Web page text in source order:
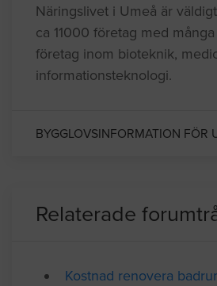
Näringslivet i Umeå är
ca 11000 företag med
företag inom bioteknik,
informationsteknologi.
BYGGLOVSINFORMATION FÖR
Relaterade
Kostnad renovera